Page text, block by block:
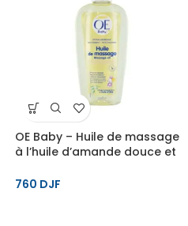
OE Baby – Huile de massage
à l’huile d’amande douce et
ml
760 DJF